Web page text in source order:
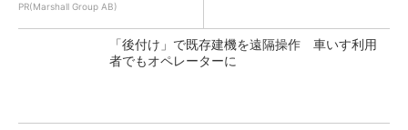
PR(Marshall Group AB)
「後付け」で既存建機を遠隔操作 車いす利用
者でもオペレーターに